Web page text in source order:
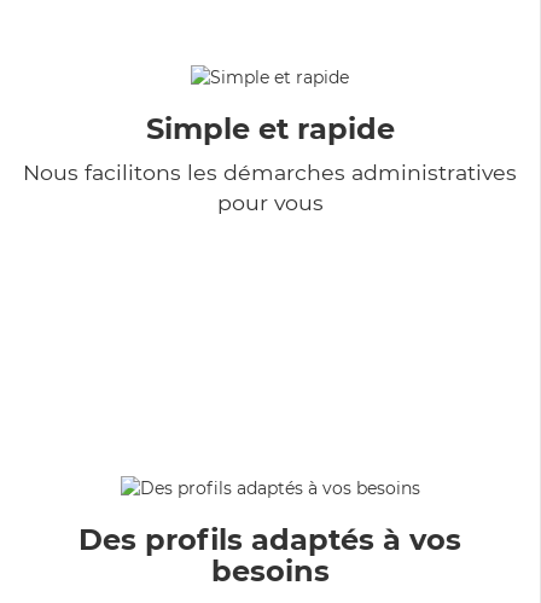
Simple et rapide
Nous facilitons les démarches administratives
pour vous
Des profils adaptés à vos
besoins